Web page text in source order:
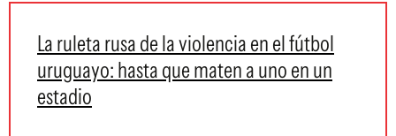
La ruleta rusa de la violencia en el fútbol
uruguayo: hasta que maten a uno en un
estadio